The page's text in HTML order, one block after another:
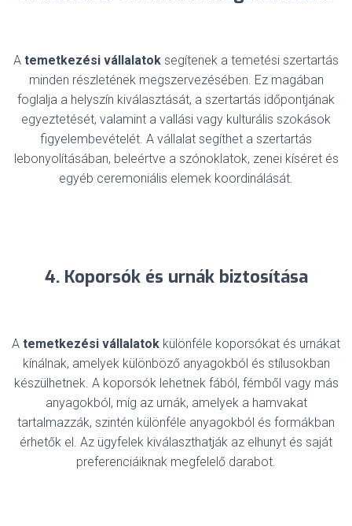
A temetkezési vállalatok segítenek a temetési szertartás
minden részletének megszervezésében. Ez magában
foglalja a helyszín kiválasztását, a szertartás időpontjának
egyeztetését, valamint a vallási vagy kulturális szokások
figyelembevételét. A vállalat segíthet a szertartás
lebonyolításában, beleértve a szónoklatok, zenei kíséret és
egyéb ceremoniális elemek koordinálását.
4. Koporsók és urnák biztosítása
A temetkezési vállalatok különféle koporsókat és urnákat
kínálnak, amelyek különböző anyagokból és stílusokban
készülhetnek. A koporsók lehetnek fából, fémből vagy más
anyagokból, míg az urnák, amelyek a hamvakat
tartalmazzák, szintén különféle anyagokból és formákban
érhetők el. Az ügyfelek kiválaszthatják az elhunyt és saját
preferenciáiknak megfelelő darabot.